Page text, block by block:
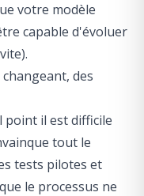
votre modèle
capable d'évoluer
des
point il est difficile
tout le
tests pilotes et
le processus ne